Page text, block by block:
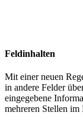
Feldinhalten
Mit einer neuen
in andere Felder
eingegebene
mehreren Stellen